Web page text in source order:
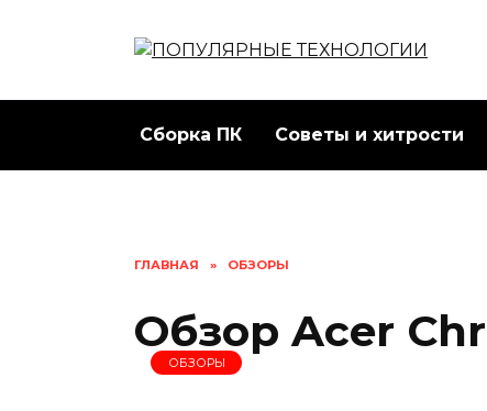
Сборка ПК Советы и хитрости
ГЛАВНАЯ » ОБЗОРЫ
Обзор Acer
ОБЗОРЫ